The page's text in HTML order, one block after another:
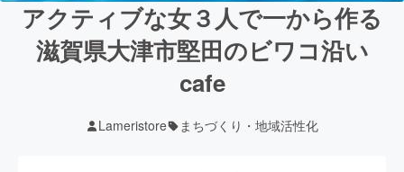
アクティブな女３人で一から作る
滋賀県大津市堅田のビワコ沿い
cafe
Lameristore まちづくり・地域活性化